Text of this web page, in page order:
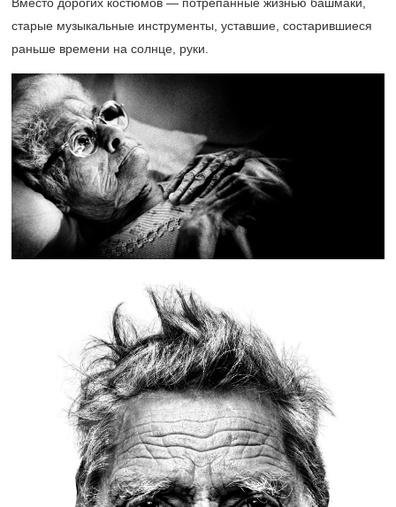
старые музыкальные инструменты, уставшие, состарившиеся
раньше времени на солнце, руки.